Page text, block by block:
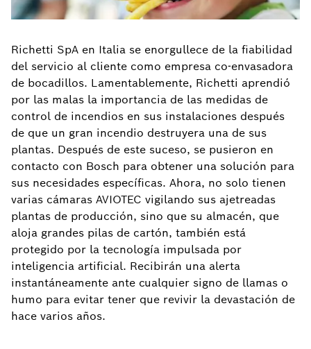
Richetti SpA en Italia se enorgullece de la fiabilidad
del servicio al cliente como empresa co-envasadora
de bocadillos. Lamentablemente, Richetti aprendió
por las malas la importancia de las medidas de
control de incendios en sus instalaciones después
de que un gran incendio destruyera una de sus
plantas. Después de este suceso, se pusieron en
contacto con Bosch para obtener una solución para
sus necesidades específicas. Ahora, no solo tienen
varias cámaras AVIOTEC vigilando sus ajetreadas
plantas de producción, sino que su almacén, que
aloja grandes pilas de cartón, también está
protegido por la tecnología impulsada por
inteligencia artificial. Recibirán una alerta
instantáneamente ante cualquier signo de llamas o
humo para evitar tener que revivir la devastación de
hace varios años.